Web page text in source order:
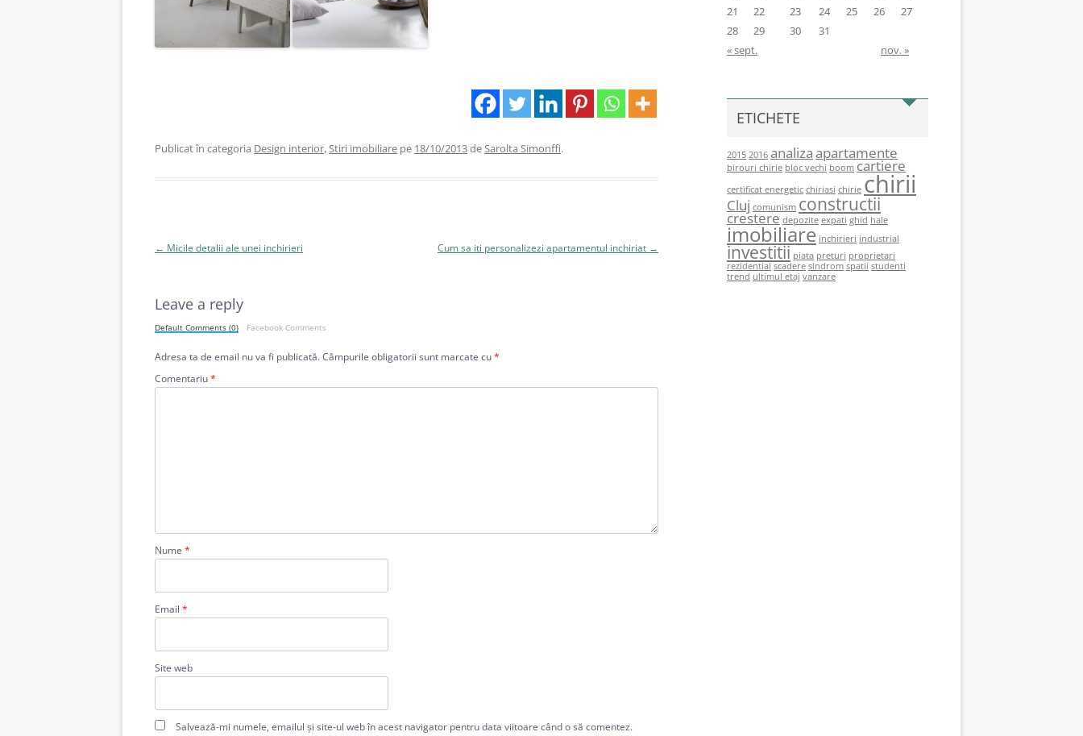
Publicat în categoria Design interior,Stiri imobiliare pe 18/10/2013deSarolta Simonffi.
Navigare
← Micile detalii ale unei inchirieri Cum sa iti personalizezi apartamentul inchiriat →
Leave a reply
Default Comments (0) Facebook Comments
Adresa ta de email nu va fi publicată.Câmpurile obligatorii sunt marcate cu*
Comentariu*
Nume *
Email *
Site web
Salvează-mi numele, emailul și site-ul web în acest navigator pentru data viitoare când o să comentez.
21
22 23 24 25 26
27
28
29 30
31
« sept.
nov. »
ETICHETE
2015 2016 analizaapartamente
birouri chirie bloc vechi boom cartiere
certificat energetic chiriasi chirie chirii
Cluj comunism constructii
crestere depozite expati ghid hale
imobiliare inchirieri industrial
investitii piata preturi proprietari
rezidential scadere sindrom spatii studenti
trend ultimul etaj vanzare